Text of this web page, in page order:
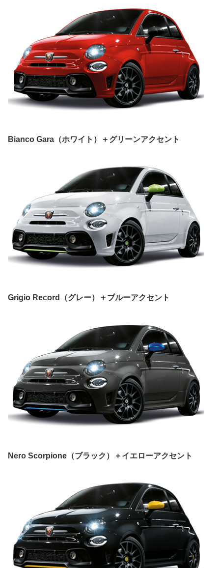
Bianco Gara（ホワイト）＋グリーンアクセント
Grigio Record（グレー）＋ブルーアクセント
Nero Scorpione（ブラック）＋イエローアクセント